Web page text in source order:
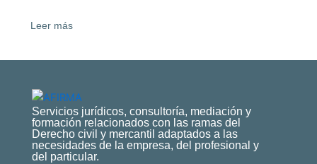
Leer más
Servicios jurídicos, consultoría, mediación y
formación relacionados con las ramas del
Derecho civil y mercantil adaptados a las
necesidades de la empresa, del profesional y
del particular.